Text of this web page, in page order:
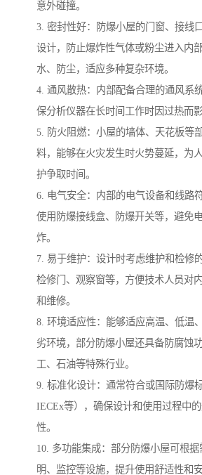
意外碰撞。
3. 密封性好：防爆小屋的门窗、接线
设计，防止爆炸性气体或粉尘进入内
水、防尘，适应多种复杂环境。
4. 通风散热：内部配备合理的通风系
保分析仪器在长时间工作时因过热而
5. 防火阻燃：小屋的墙体、天花板等
料，能够在火灾发生时火势蔓延，为
护争取时间。
6. 电气安全：内部的电气设备和线路
使用防爆接线盒、防爆开关等，避免
炸。
7. 易于维护：设计时考虑维护和检修
检修门、观察窗等，方便技术人员对
和维修。
8. 环境适应性：能够适应高温、低温
劣环境，部分防爆小屋还具备防腐蚀
工、石油等特殊行业。
9. 标准化设计：通常符合或国际防爆标
IECEx等），确保设计和使用过程中
性。
10. 多功能集成：部分防爆小屋可根
明、监控等设施，提升使用舒适性和安